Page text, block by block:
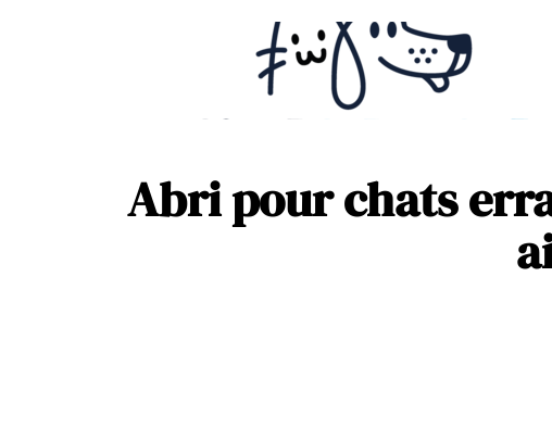
Abri pour chats